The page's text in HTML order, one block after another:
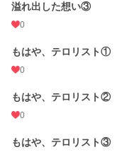
溢れ出した想い③
0
もはや、テロリスト①
0
もはや、テロリスト②
0
もはや、テロリスト③